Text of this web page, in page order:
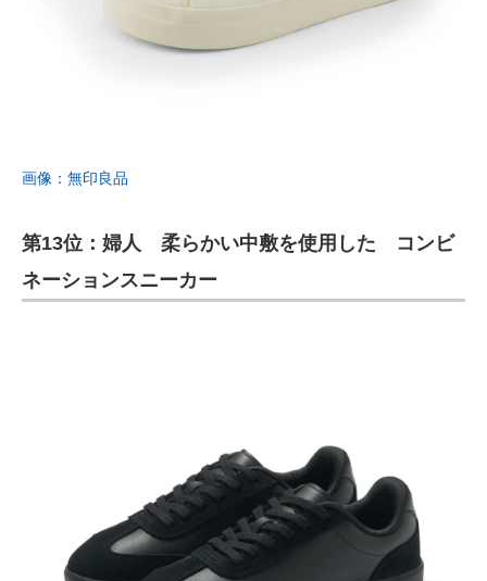
画像：無印良品
第13位：婦人 柔らかい中敷を使用した コンビ
ネーションスニーカー